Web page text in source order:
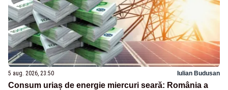
5 aug. 2026, 23:50 Iulian Budusan
Consum uriaș de energie miercuri seară: România a